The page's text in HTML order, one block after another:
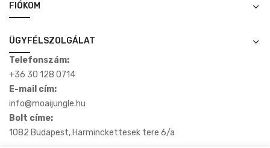
FIÓKOM
ÜGYFÉLSZOLGÁLAT
Telefonszám:
+36 30 128 0714
E-mail cím:
info@moaijungle.hu
Bolt címe:
1082 Budapest, Harminckettesek tere 6/a